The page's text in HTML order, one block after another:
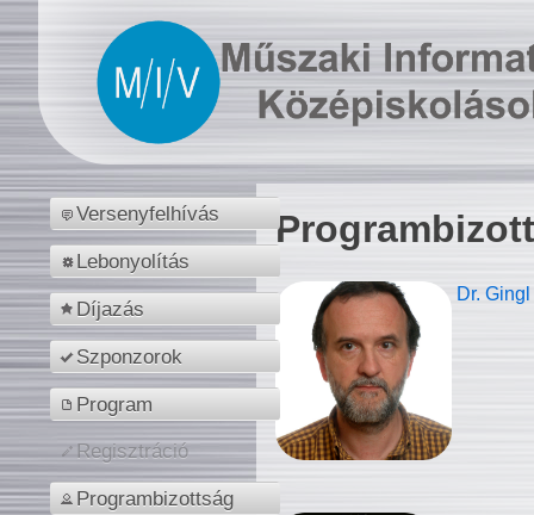
Versenyfelhívás
Lebonyolítás
Díjazás
Szponzorok
Program
Regisztráció
Programbizottság
Dr.